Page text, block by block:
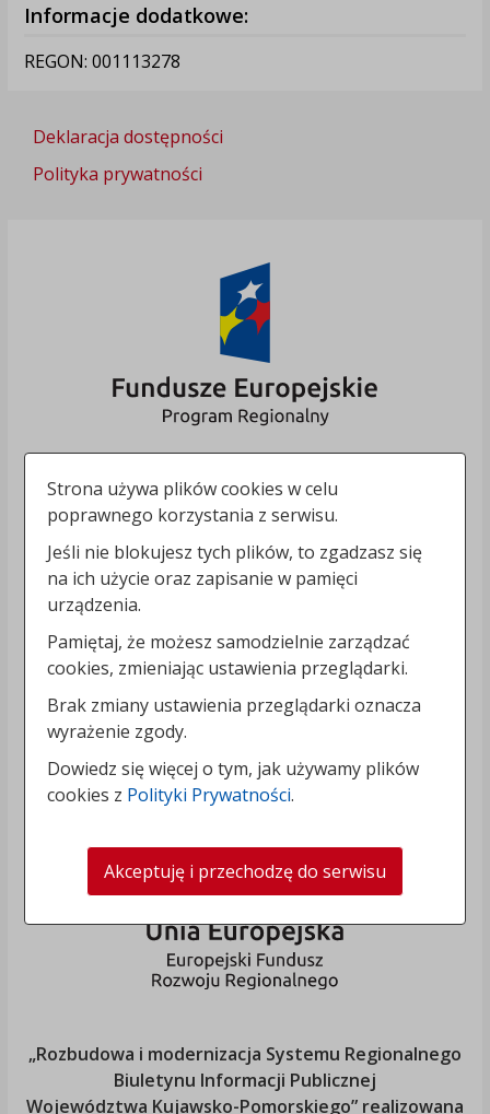
Informacje dodatkowe:
REGON: 001113278
Deklaracja dostępności
Polityka prywatności
„Rozbudowa i modernizacja Systemu Regionalnego
Biuletynu Informacji Publicznej
Województwa Kujawsko-Pomorskiego” realizowana
Strona używa plików cookies w celu
poprawnego korzystania z serwisu.
Jeśli nie blokujesz tych plików, to zgadzasz się
na ich użycie oraz zapisanie w pamięci
urządzenia.
Pamiętaj, że możesz samodzielnie zarządzać
cookies, zmieniając ustawienia przeglądarki.
Brak zmiany ustawienia przeglądarki oznacza
wyrażenie zgody.
Dowiedz się więcej o tym, jak używamy plików
cookies z Polityki Prywatności.
Akceptuję i przechodzę do serwisu